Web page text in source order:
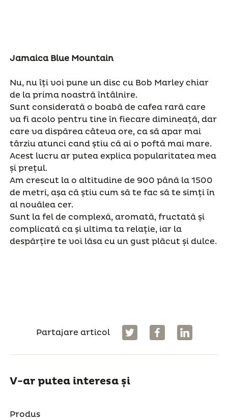
Jamaica Blue Mountain
Nu, nu îți voi pune un disc cu Bob Marley chiar
de la prima noastră întâlnire.
Sunt considerată o boabă de cafea rară care
va fi acolo pentru tine în fiecare dimineață, dar
care va dispărea câteva ore, ca să apar mai
târziu atunci cand știu că ai o poftă mai mare.
Acest lucru ar putea explica popularitatea mea
și prețul.
Am crescut la o altitudine de 900 până la 1500
de metri, așa că știu cum să te fac să te simți în
al nouălea cer.
Sunt la fel de complexă, aromată, fructată și
complicată ca și ultima ta relație, iar la
despărțire te voi lăsa cu un gust plăcut și dulce.
Partajare articol
V-ar putea interesa și
Produs